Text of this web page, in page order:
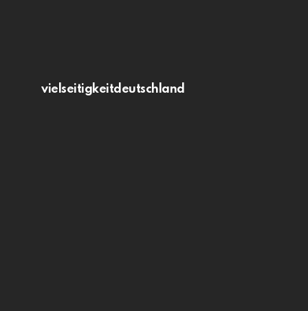
vielseitigkeitdeutschland